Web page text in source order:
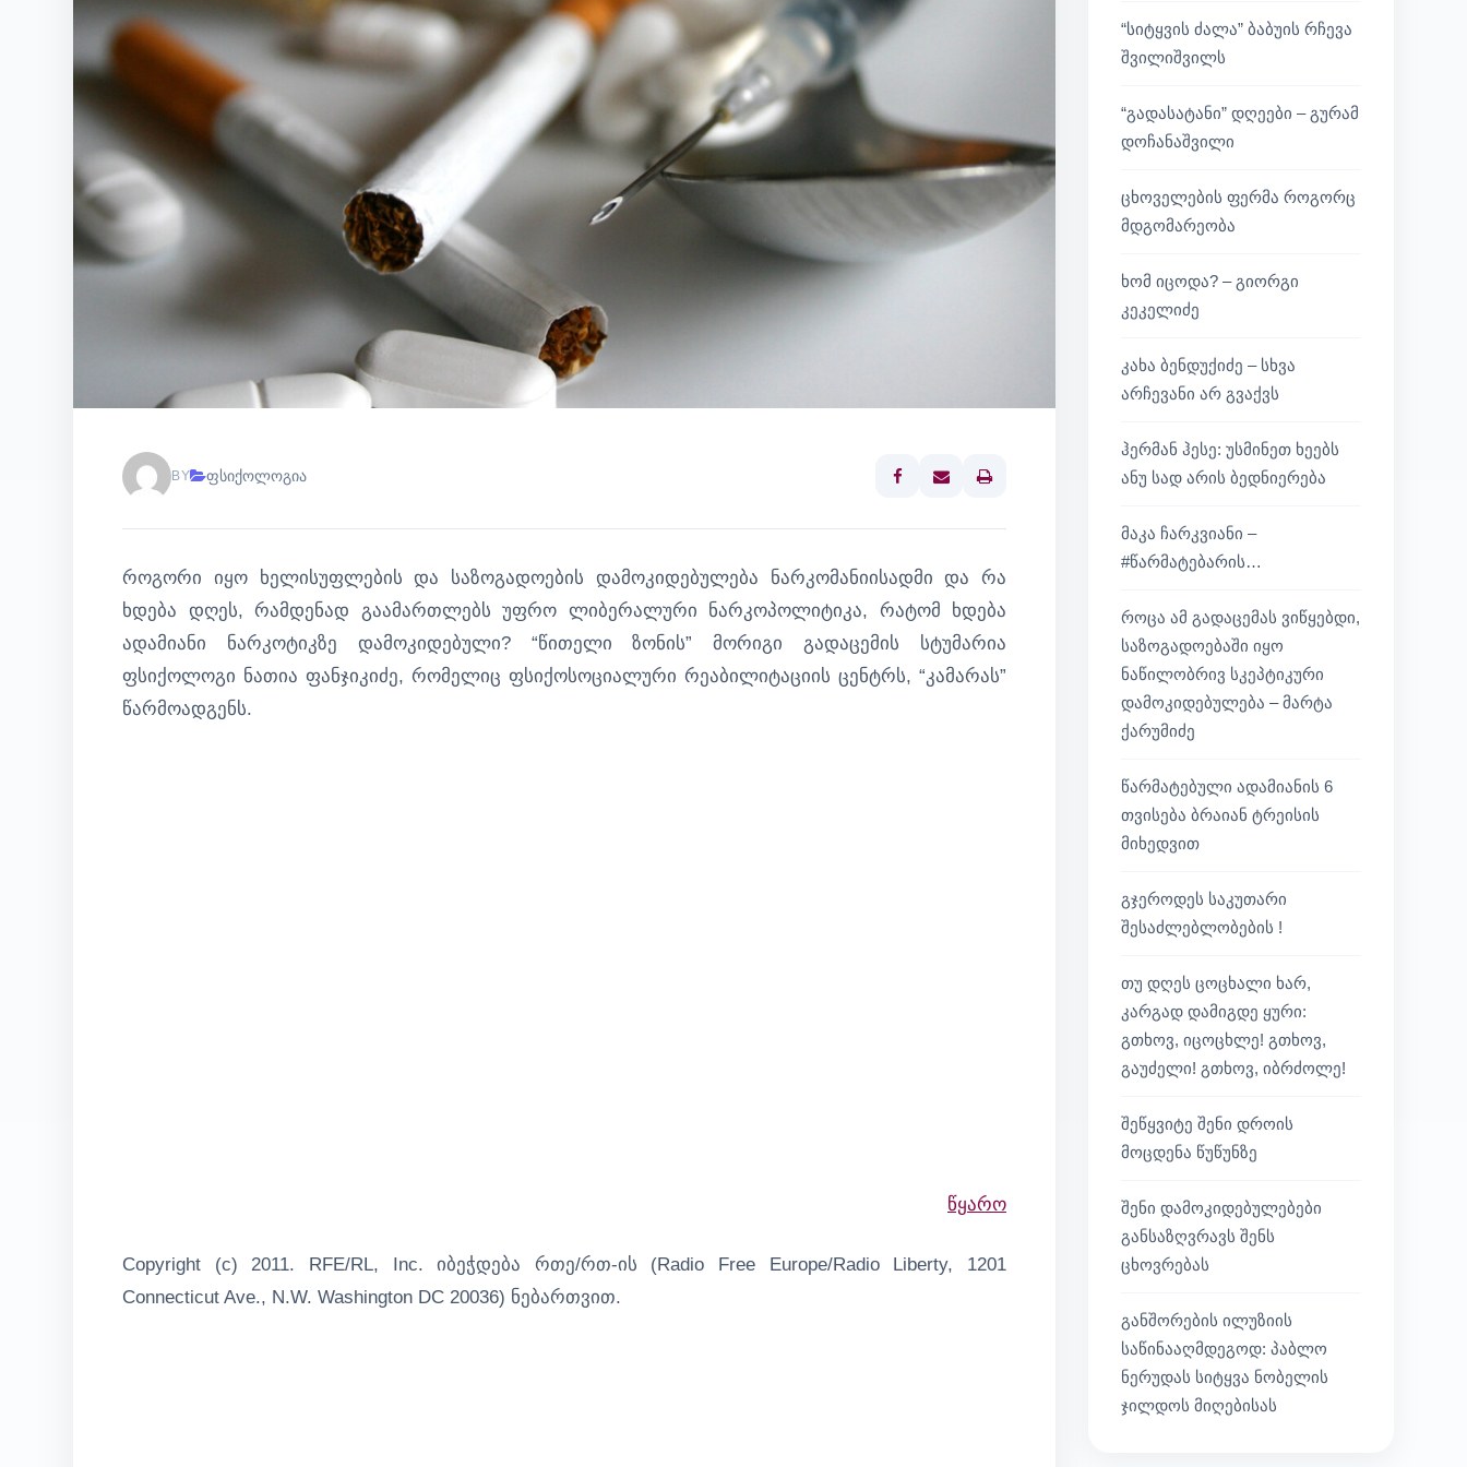
BY ფსიქოლოგია
Print
როგორი იყო ხელისუფლების და საზოგადოების დამოკიდებულება ნარკომანიისადმი და რა
ხდება დღეს, რამდენად გაამართლებს უფრო ლიბერალური ნარკოპოლიტიკა, რატომ ხდება
ადამიანი ნარკოტიკზე დამოკიდებული? “წითელი ზონის” მორიგი გადაცემის სტუმარია
ფსიქოლოგი ნათია ფანჯიკიძე, რომელიც ფსიქოსოციალური რეაბილიტაციის ცენტრს, “კამარას”
წარმოადგენს.
წყარო
Copyright (c) 2011. RFE/RL, Inc. იბეჭდება რთე/რთ-ის (Radio Free Europe/Radio Liberty, 1201
Connecticut Ave., N.W. Washington DC 20036) ნებართვით.
“სიტყვის ძალა” ბაბუის რჩევა
შვილიშვილს
“გადასატანი” დღეები – გურამ
დოჩანაშვილი
ცხოველების ფერმა როგორც
მდგომარეობა
ხომ იცოდა? – გიორგი
კეკელიძე
კახა ბენდუქიძე – სხვა
არჩევანი არ გვაქვს
ჰერმან ჰესე: უსმინეთ ხეებს
ანუ სად არის ბედნიერება
მაკა ჩარკვიანი –
#წარმატებარის…
როცა ამ გადაცემას ვიწყებდი,
საზოგადოებაში იყო
ნაწილობრივ სკეპტიკური
დამოკიდებულება – მარტა
ქარუმიძე
წარმატებული ადამიანის 6
თვისება ბრაიან ტრეისის
მიხედვით
გჯეროდეს საკუთარი
შესაძლებლობების !
თუ დღეს ცოცხალი ხარ,
კარგად დამიგდე ყური:
გთხოვ, იცოცხლე! გთხოვ,
გაუძელი! გთხოვ, იბრძოლე!
შეწყვიტე შენი დროის
მოცდენა წუწუნზე
შენი დამოკიდებულებები
განსაზღვრავს შენს
ცხოვრებას
განშორების ილუზიის
საწინააღმდეგოდ: პაბლო
ნერუდას სიტყვა ნობელის
ჯილდოს მიღებისას